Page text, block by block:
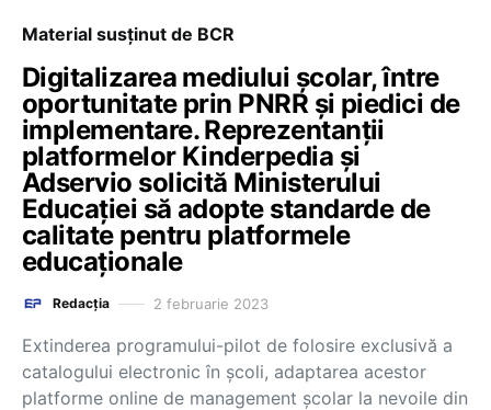
Material susținut de BCR
Digitalizarea mediului școlar, între
oportunitate prin PNRR și piedici de
implementare. Reprezentanții
platformelor Kinderpedia și
Adservio solicită Ministerului
Educației să adopte standarde de
calitate pentru platformele
educaționale
Redacția 2 februarie 2023
Extinderea programului-pilot de folosire exclusivă a
catalogului electronic în școli, adaptarea acestor
platforme online de management școlar la nevoile din